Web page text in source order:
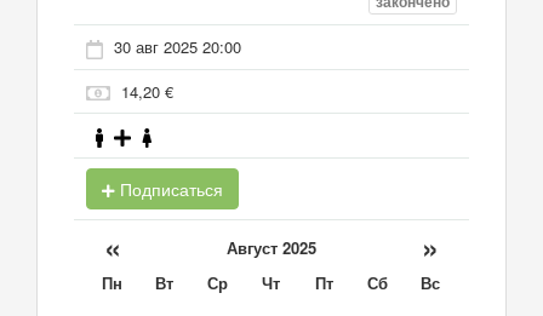
30 авг 2025 20:00
14,20 €
Подписаться
« Август 2025 »
Пн Вт Ср Чт Пт Сб
Вс